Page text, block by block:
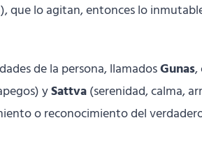
que lo agitan, entonces lo
de la persona, llamadosGunas,
ySattva(serenidad, calma,
o reconocimiento del